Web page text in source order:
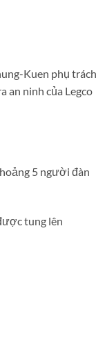
Kuen phụ trách
an ninh của Legco
5 người đàn
tung lên